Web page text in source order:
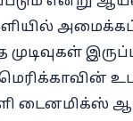
டைனமிக்ஸ்